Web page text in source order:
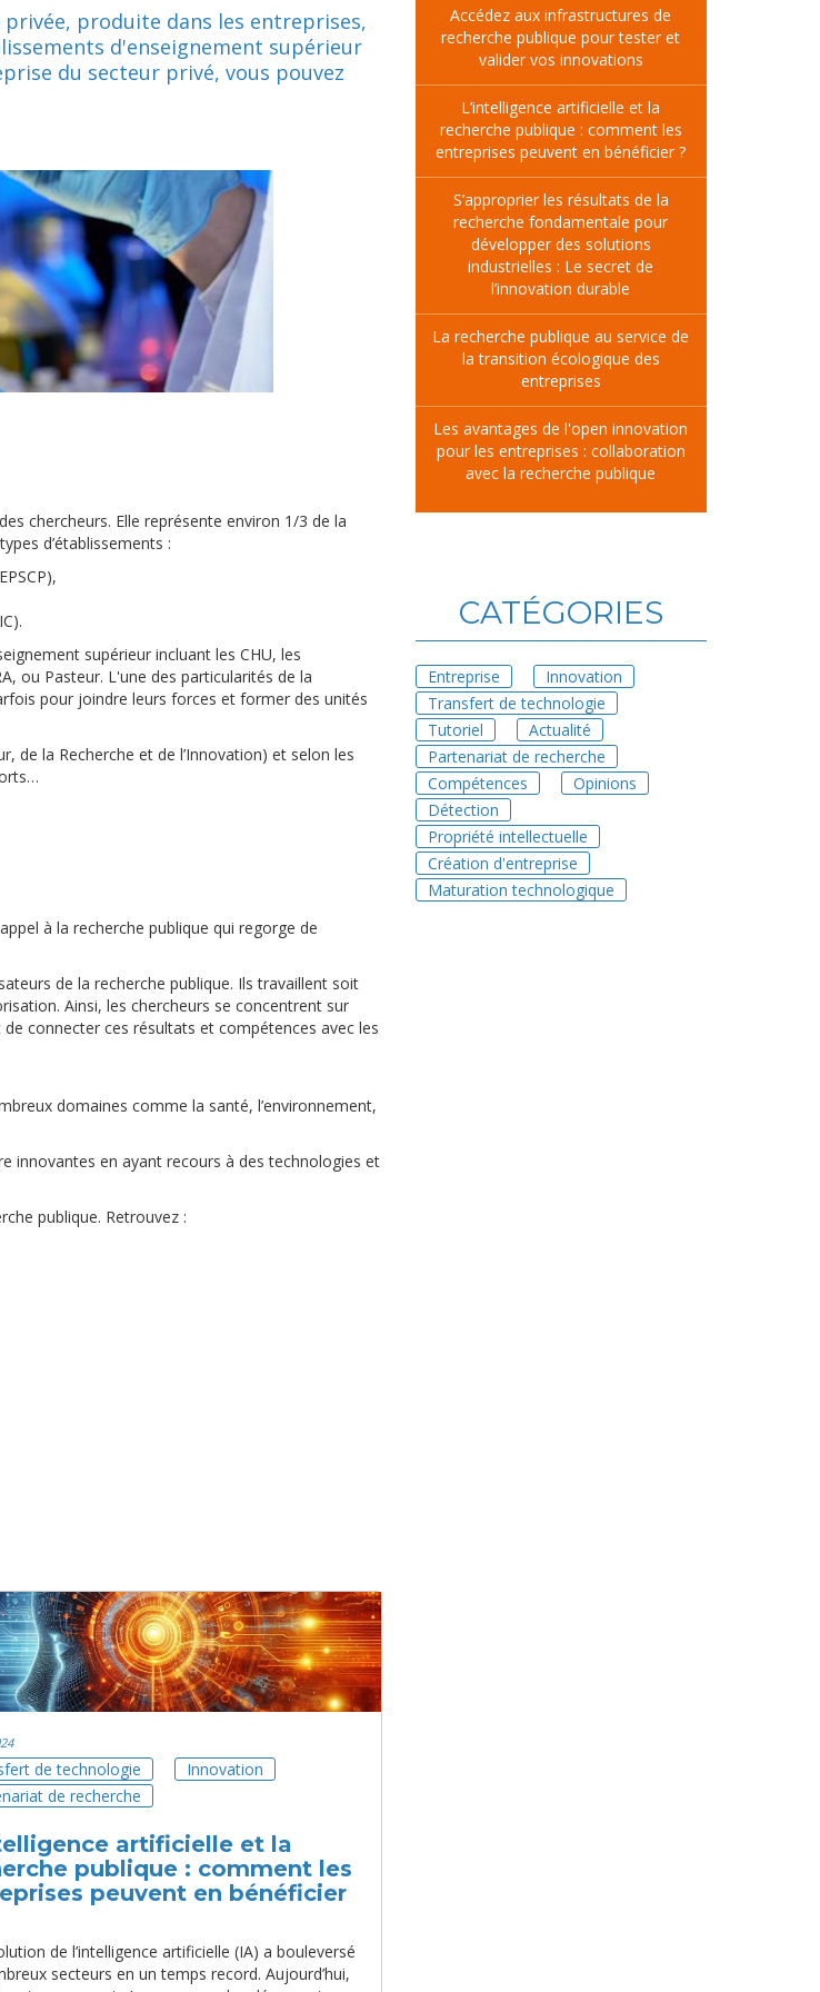
privée, produite dans les entreprises,
d'enseignement supérieur
du secteur privé, vous pouvez
chercheurs. Elle représente environ 1/3 de la
d’établissements :
supérieur incluant les CHU, les
ou Pasteur. L'une des particularités de la
pour joindre leurs forces et former des unités
de la Recherche et de l’Innovation) et selon les
à la recherche publique qui regorge de
de la recherche publique. Ils travaillent soit
Ainsi, les chercheurs se concentrent sur
connecter ces résultats et compétences avec les
domaines comme la santé, l’environnement,
innovantes en ayant recours à des technologies et
publique. Retrouvez :
de technologie
Innovation
de recherche
artificielle et la
publique : comment les
peuvent en bénéficier
de l’intelligence artificielle (IA) a bouleversé
secteurs en un temps record. Aujourd’hui,
Accédez aux infrastructures de
recherche publique pour tester et
valider vos innovations
L’intelligence artificielle et la
recherche publique : comment les
entreprises peuvent en bénéficier ?
S’approprier les résultats de la
recherche fondamentale pour
développer des solutions
industrielles : Le secret de
l’innovation durable
La recherche publique au service de
la transition écologique des
entreprises
Les avantages de l'open innovation
pour les entreprises : collaboration
avec la recherche publique
CATÉGORIES
Entreprise
Innovation
Transfert de technologie
Tutoriel
Actualité
Partenariat de recherche
Compétences
Opinions
Détection
Propriété intellectuelle
Création d'entreprise
Maturation technologique